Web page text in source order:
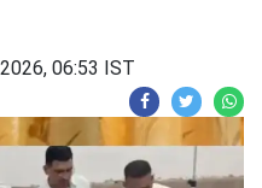
06:53 IST